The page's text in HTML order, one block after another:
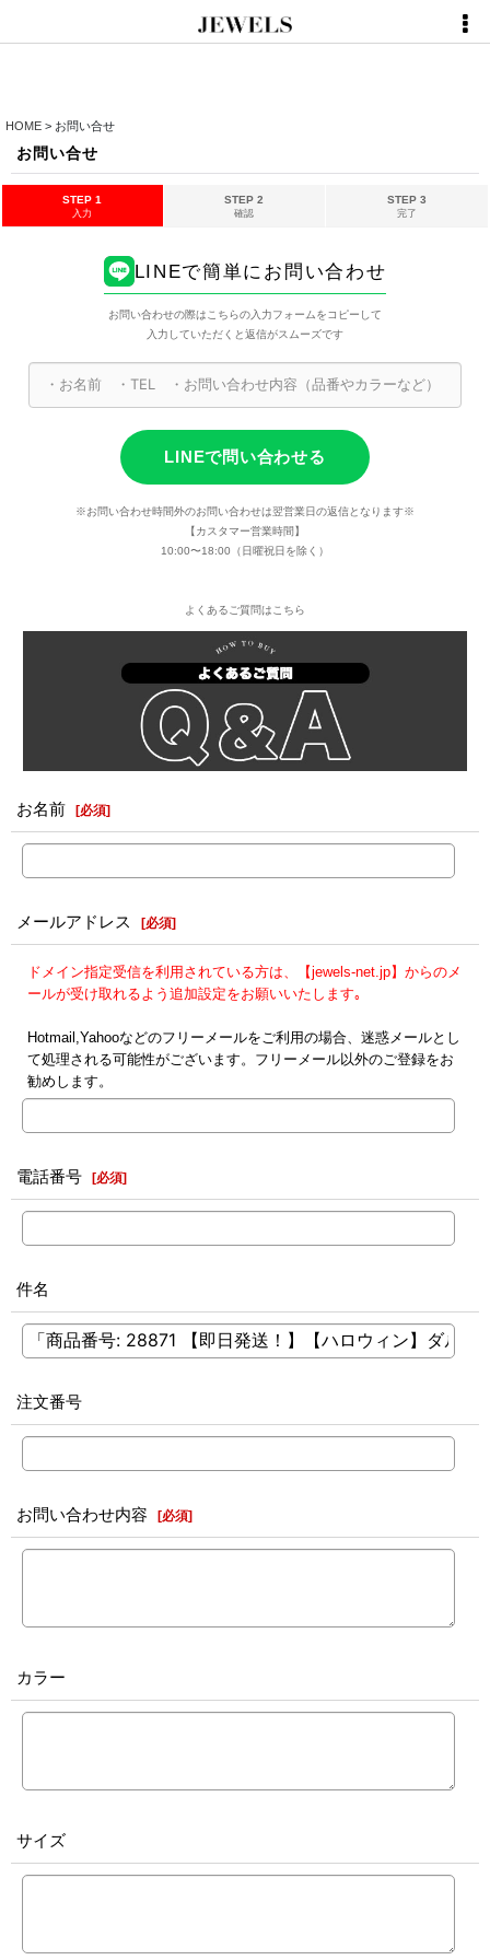
HOME > お問い合せ
お問い合せ
STEP 1
入力
STEP 2
確認
STEP 3
完了
LINEで簡単にお問い合わせ
お問い合わせの際はこちらの入力フォームをコピーして
入力していただくと返信がスムーズです
LINEで問い合わせる
※お問い合わせ時間外のお問い合わせは翌営業日の返信となります※
【カスタマー営業時間】
10:00〜18:00（日曜祝日を除く）
よくあるご質問はこちら
お名前 [必須]
メールアドレス [必須]
ドメイン指定受信を利用されている方は、【jewels-net.jp】からのメ
ールが受け取れるよう追加設定をお願いいたします｡
Hotmail,Yahooなどのフリーメールをご利用の場合、迷惑メールとし
て処理される可能性がございます。フリーメール以外のご登録をお
勧めします。
電話番号 [必須]
件名
注文番号
お問い合わせ内容 [必須]
カラー
サイズ